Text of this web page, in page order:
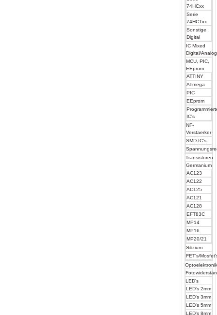
74HCxx
Serie
74HCTxx
Sonstige
Digital
IC Mixed
Digital/Analog
MCU, PIC,
EEprom
ATTINY
ATmega
PIC
EEprom
IC's
NF-
Verstaerker
SMD-IC's
Transistoren
Germanium
AC123
AC122
AC125
AC121
AC128
EFT83C
MP14
MP16
MP20/21
Silizium
FET's/
LED's
LED's 2mm
LED's 3mm
LED's 5mm
LED's 8mm